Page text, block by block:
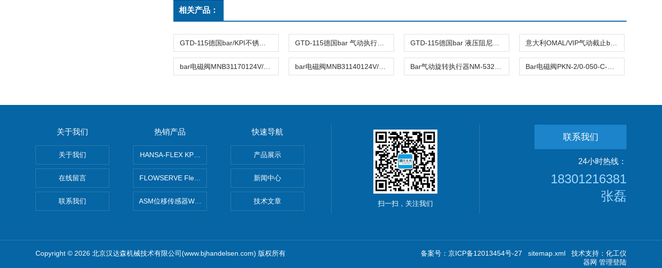
相关产品：
关于我们
关于我们
在线留言
联系我们
热销产品
HANSA-FLEX KP100P紧凑型先导软管KP106P
FLOWSERVE Flex Wedge闸阀
ASM位移传感器WS10-750
快速导航
产品展示
新闻中心
技术文章 扫一扫，关注我们
联系我们
24小时热线：
18301216381
张磊
Copyright © 2026 北京汉达森机械技术有限公司(www.bjhandelsen.com) 版权所有 备案号：京ICP备12013454号-27 sitemap.xml 技术支持： 化工仪
器网 管理登陆